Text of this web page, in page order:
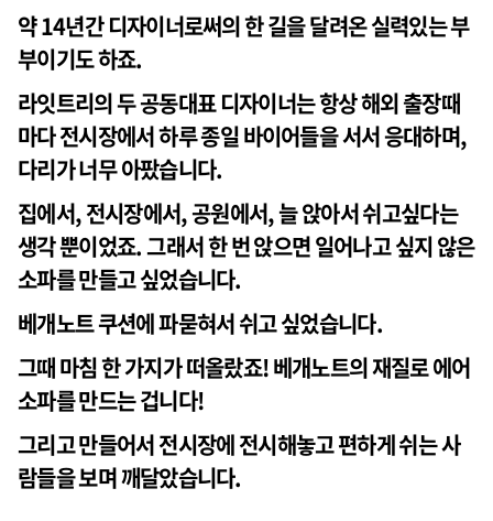
약 14년간 디자이너로써의 한 길을 달려온 실력있는 부
부이기도 하죠.
라잇트리의 두 공동대표 디자이너는 항상 해외 출장때
마다 전시장에서 하루 종일 바이어들을 서서 응대하며,
다리가 너무 아팠습니다.
집에서, 전시장에서, 공원에서, 늘 앉아서 쉬고싶다는
생각 뿐이었죠. 그래서 한 번 앉으면 일어나고 싶지 않은
소파를 만들고 싶었습니다.
베개노트 쿠션에 파묻혀서 쉬고 싶었습니다.
그때 마침 한 가지가 떠올랐죠! 베개노트의 재질로 에어
소파를 만드는 겁니다!
그리고 만들어서 전시장에 전시해놓고 편하게 쉬는 사
람들을 보며 깨달았습니다.